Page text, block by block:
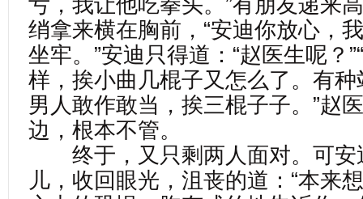
亏，我让他吃拳头。”有朋友递来
绡拿来横在胸前，“安迪你放心，
坐牢。”安迪只得道：“赵医生呢？
样，挨小曲几棍子又怎么了。有
男人敢作敢当，挨三棍子子。”赵
边，根本不管。
终于，又只剩两人面对。可安
儿，收回眼光，沮丧的道：“本来